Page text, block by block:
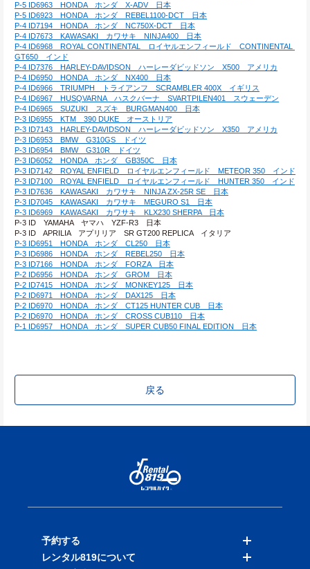
P-5 ID6963　HONDA　ホンダ　X-ADV　日本
P-5 ID6923　HONDA　ホンダ　REBEL1100-DCT　日本
P-4 ID7194　HONDA　ホンダ　NC750X-DCT　日本
P-4 ID7673　KAWASAKI　カワサキ　NINJA400　日本
P-4 ID6968　ROYAL CONTINENTAL　ロイヤルエンフィールド　CONTINENTAL
GT650　インド
P-4 ID7376　HARLEY-DAVIDSON　ハーレーダビッドソン　X500　アメリカ
P-4 ID6950　HONDA　ホンダ　NX400　日本
P-4 ID6966　TRIUMPH　トライアンフ　SCRAMBLER 400X　イギリス
P-4 ID6967　HUSQVARNA　ハスクバーナ　SVARTPILEN401　スウェーデン
P-4 ID6965　SUZUKI　スズキ　BURGMAN400　日本
P-3 ID6955　KTM　390 DUKE　オーストリア
P-3 ID7143　HARLEY-DAVIDSON　ハーレーダビッドソン　X350　アメリカ
P-3 ID6953　BMW　G310GS　ドイツ
P-3 ID6954　BMW　G310R　ドイツ
P-3 ID6052　HONDA　ホンダ　GB350C　日本
P-3 ID7142　ROYAL ENFIELD　ロイヤルエンフィールド　METEOR 350　インド
P-3 ID7100　ROYAL ENFIELD　ロイヤルエンフィールド　HUNTER 350　インド
P-3 ID7636　KAWASAKI　カワサキ　NINJA ZX-25R SE　日本
P-3 ID7045　KAWASAKI　カワサキ　MEGURO S1　日本
P-3 ID6969　KAWASAKI　カワサキ　KLX230 SHERPA　日本
P-3 ID　YAMAHA　ヤマハ　YZF-R3　日本
P-3 ID　APRILIA　アプリリア　SR GT200 REPLICA　イタリア
P-3 ID6951　HONDA　ホンダ　CL250　日本
P-3 ID6986　HONDA　ホンダ　REBEL250　日本
P-3 ID7166　HONDA　ホンダ　FORZA　日本
P-2 ID6956　HONDA　ホンダ　GROM　日本
P-2 ID7415　HONDA　ホンダ　MONKEY125　日本
P-2 ID6971　HONDA　ホンダ　DAX125　日本
P-2 ID6970　HONDA　ホンダ　CT125 HUNTER CUB　日本
P-2 ID6970　HONDA　ホンダ　CROSS CUB110　日本
P-1 ID6957　HONDA　ホンダ　SUPER CUB50 FINAL EDITION　日本
戻る
予約する
レンタル819について